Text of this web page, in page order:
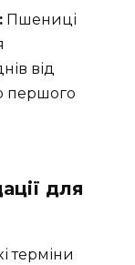
Пшениці
від
першого
для
терміни